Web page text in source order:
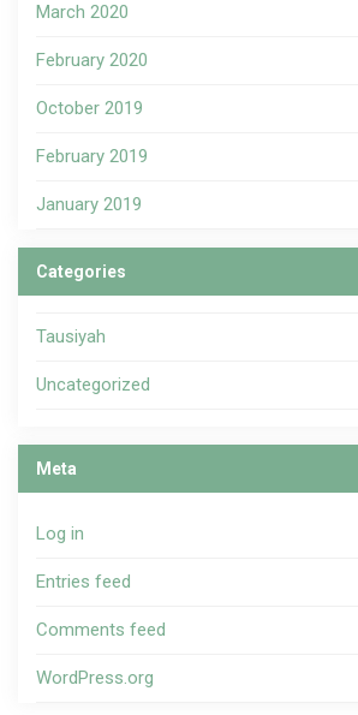
March 2020
February 2020
October 2019
February 2019
January 2019
Categories
Tausiyah
Uncategorized
Meta
Log in
Entries feed
Comments feed
WordPress.org